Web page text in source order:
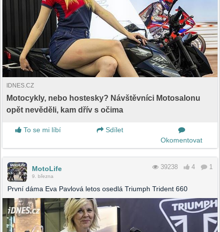
IDNES.CZ
Motocykly, nebo hostesky? Návštěvníci Motosalonu
opět nevěděli, kam dřív s očima
To se mi líbí
Sdílet
Okomentovat
MotoLife
9. března
39238 4 1
První dáma Eva Pavlová letos osedlá Triumph Trident 660